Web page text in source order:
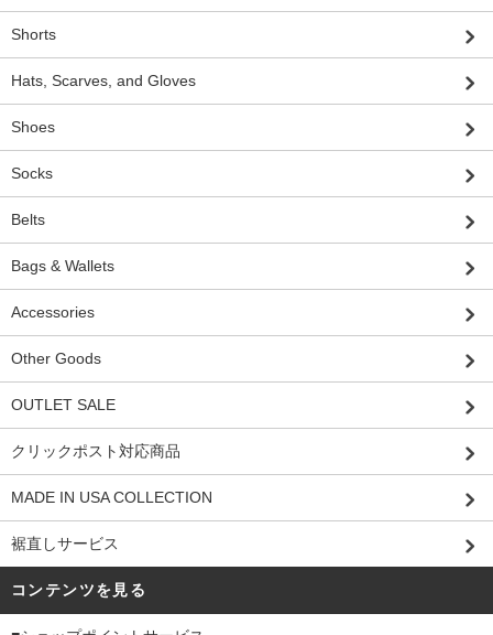
Shorts
Hats, Scarves, and Gloves
Shoes
Socks
Belts
Bags & Wallets
Accessories
Other Goods
OUTLET SALE
クリックポスト対応商品
MADE IN USA COLLECTION
裾直しサービス
コンテンツを見る